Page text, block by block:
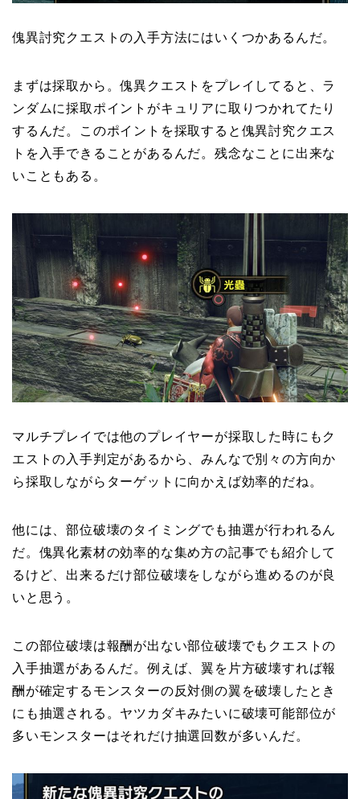
傀異討究クエストの入手方法にはいくつかあるんだ。
まずは採取から。傀異クエストをプレイしてると、ラ
ンダムに採取ポイントがキュリアに取りつかれてたり
するんだ。このポイントを採取すると傀異討究クエス
トを入手できることがあるんだ。残念なことに出来な
いこともある。
マルチプレイでは他のプレイヤーが採取した時にもク
エストの入手判定があるから、みんなで別々の方向か
ら採取しながらターゲットに向かえば効率的だね。
他には、部位破壊のタイミングでも抽選が行われるん
だ。傀異化素材の効率的な集め方の記事でも紹介して
るけど、出来るだけ部位破壊をしながら進めるのが良
いと思う。
この部位破壊は報酬が出ない部位破壊でもクエストの
入手抽選があるんだ。例えば、翼を片方破壊すれば報
酬が確定するモンスターの反対側の翼を破壊したとき
にも抽選される。ヤツカダキみたいに破壊可能部位が
多いモンスターはそれだけ抽選回数が多いんだ。